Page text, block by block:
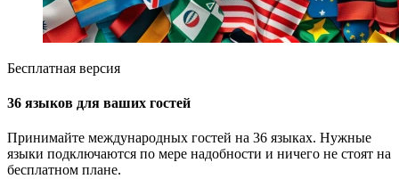
Бесплатная версия
36 языков для ваших гостей
Принимайте международных гостей на 36 языках. Нужные
языки подключаются по мере надобности и ничего не стоят на
бесплатном плане.